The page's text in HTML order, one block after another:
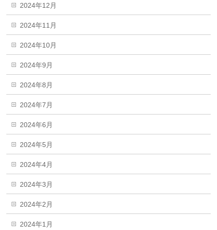
2024年12月
2024年11月
2024年10月
2024年9月
2024年8月
2024年7月
2024年6月
2024年5月
2024年4月
2024年3月
2024年2月
2024年1月